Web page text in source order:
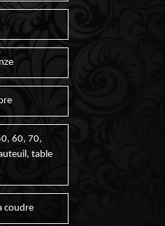
60, 70,
table
coudre